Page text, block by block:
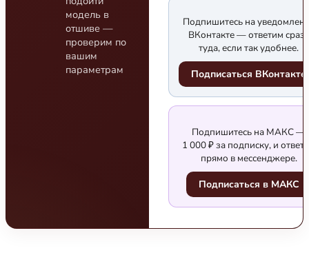
модель в
отшиве —
проверим по
вашим
параметрам
Подпишитесь на
ВКонтакте — ответим сразу
туда, если так удобнее.
Подписаться ВКонтакте
Подпишитесь на МАКС —
1 000 ₽ за подписку, и
прямо в мессенджере.
Подписаться в МАКС